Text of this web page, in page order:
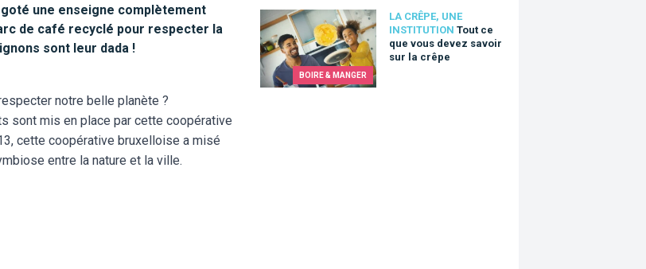
une enseigne complètement
de café recyclé pour respecter la
sont leur dada !
notre belle planète ?
sont mis en place par cette coopérative
cette coopérative bruxelloise a misé
entre la nature et la ville.
BOIRE & MANGER
LA CRÊPE, UNE
INSTITUTION Tout ce
que vous devez savoir
sur la crêpe
Tout ce que vous devez savoir sur la crêpe